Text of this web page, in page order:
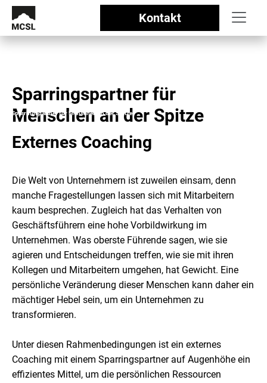
Kontakt
Management Centrum Schloss Lautrach
Sparringspartner für Menschen an der Spitze
Sparringspartner für
Menschen an der Spitze
Externes Coaching
Die Welt von Unternehmern ist zuweilen einsam, denn
manche Fragestellungen lassen sich mit Mitarbeitern
kaum besprechen. Zugleich hat das Verhalten von
Geschäftsführern eine hohe Vorbildwirkung im
Unternehmen. Was oberste Führende sagen, wie sie
agieren und Entscheidungen treffen, wie sie mit ihren
Kollegen und Mitarbeitern umgehen, hat Gewicht. Eine
persönliche Veränderung dieser Menschen kann daher ein
mächtiger Hebel sein, um ein Unternehmen zu
transformieren.
Unter diesen Rahmenbedingungen ist ein externes
Coaching mit einem Sparringspartner auf Augenhöhe ein
effizientes Mittel, um die persönlichen Ressourcen